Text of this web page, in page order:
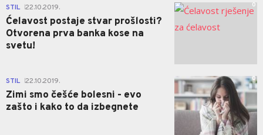
STIL 22.10.2019.
Ćelavost postaje stvar prošlosti?
Otvorena prva banka kose na
svetu!
0
STIL 22.10.2019.
Zimi smo češće bolesni - evo
zašto i kako to da izbegnete
0